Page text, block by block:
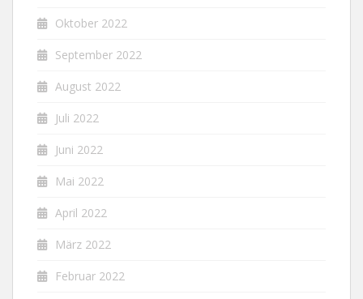
Oktober 2022
September 2022
August 2022
Juli 2022
Juni 2022
Mai 2022
April 2022
März 2022
Februar 2022